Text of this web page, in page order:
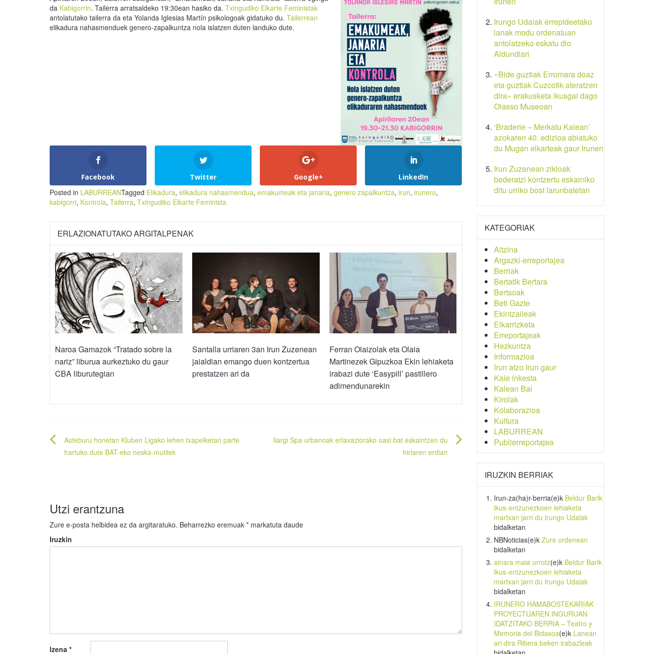
da Kabigorrin. Tailerra arratsaldeko 19:30ean hasiko da. Txingudiko Elkarte Feministak
antolatutako tailerra da eta Yolanda Iglesias Martín psikologoak gidatuko du. Tailerrean
elikadura nahasmenduek genero-zapalkuntza nola islatzen duten landuko dute.
Facebook Twitter Google+ LinkedIn
Posted in LABURREANTagged Elikadura, elikadura nahasmendua, emakumeak eta janaria, genero zapalkuntza, irun, irunero,
kabigorri, Kontrola, Tailerra, Txingudiko Elkarte Feminista
ERLAZIONATUTAKO ARGITALPENAK
Naroa Gamazok “Tratado sobre la
nariz” liburua aurkeztuko du gaur
CBA liburutegian
Santalla urriaren 3an Irun Zuzenean
jaialdian emango duen kontzertua
prestatzen ari da
Ferran Olaizolak eta Olaia
Martinezek Gipuzkoa Ekin lehiaketa
irabazi dute ‘Easypill’ pastillero
adimendunarekin
Bidalketetan
zehar
Asteburu honetan Kluben Ligako lehen txapelketan parte
hartuko dute BAT-eko neska-mutilek
Ilargi Spa urbanoak erlaxaziorako oasi bat eskaintzen du
hiriaren erdian
Utzi erantzuna
Zure e-posta helbidea ez da argitaratuko. Beharrezko eremuak * markatuta daude
Iruzkin
Izena *
Irungo Udalak errepideetako
lanak modu ordenatuan
antolatzeko eskatu dio
Aldundiari
«Bide guztiak Erromara doaz
eta guztiak Cuzcotik ateratzen
dira» erakusketa ikusgai dago
Oiasso Museoan
‘Braderie – Merkatu Kalean’
azokaren 40. edizioa abiatuko
du Mugan elkarteak gaur Irunen
Irun Zuzenean zikloak
bederatzi kontzertu eskainiko
ditu urriko bost larunbatetan
KATEGORIAK
Aitzina
Argazki-erreportajea
Berriak
Bertatik Bertara
Bertsoak
Beti Gazte
Ekintzaileak
Elkarrizketa
Erreportajeak
Hezkuntza
Informazioa
Irun atzo Irun gaur
Kale inkesta
Kalean Bai
Kirolak
Kolaborazioa
Kultura
LABURREAN
Publierreportajea
IRUZKIN BERRIAK
Irun-za(ha)r-berria(e)k Beldur Barik
ikus-entzunezkoen lehiaketa
martxan jarri du Irungo Udalak
bidalketan
NBNoticias(e)k Zure ordenean
bidalketan
ainara maia urrotz(e)k Beldur Barik
ikus-entzunezkoen lehiaketa
martxan jarri du Irungo Udalak
bidalketan
IRUNERO HAMABOSTEKARIAK
PROYECTUAREN INGURUAN
IDATZITAKO BERRIA – Teatro y
Memoria del Bidasoa(e)k Lanean
ari dira Ribera beken irabazleak